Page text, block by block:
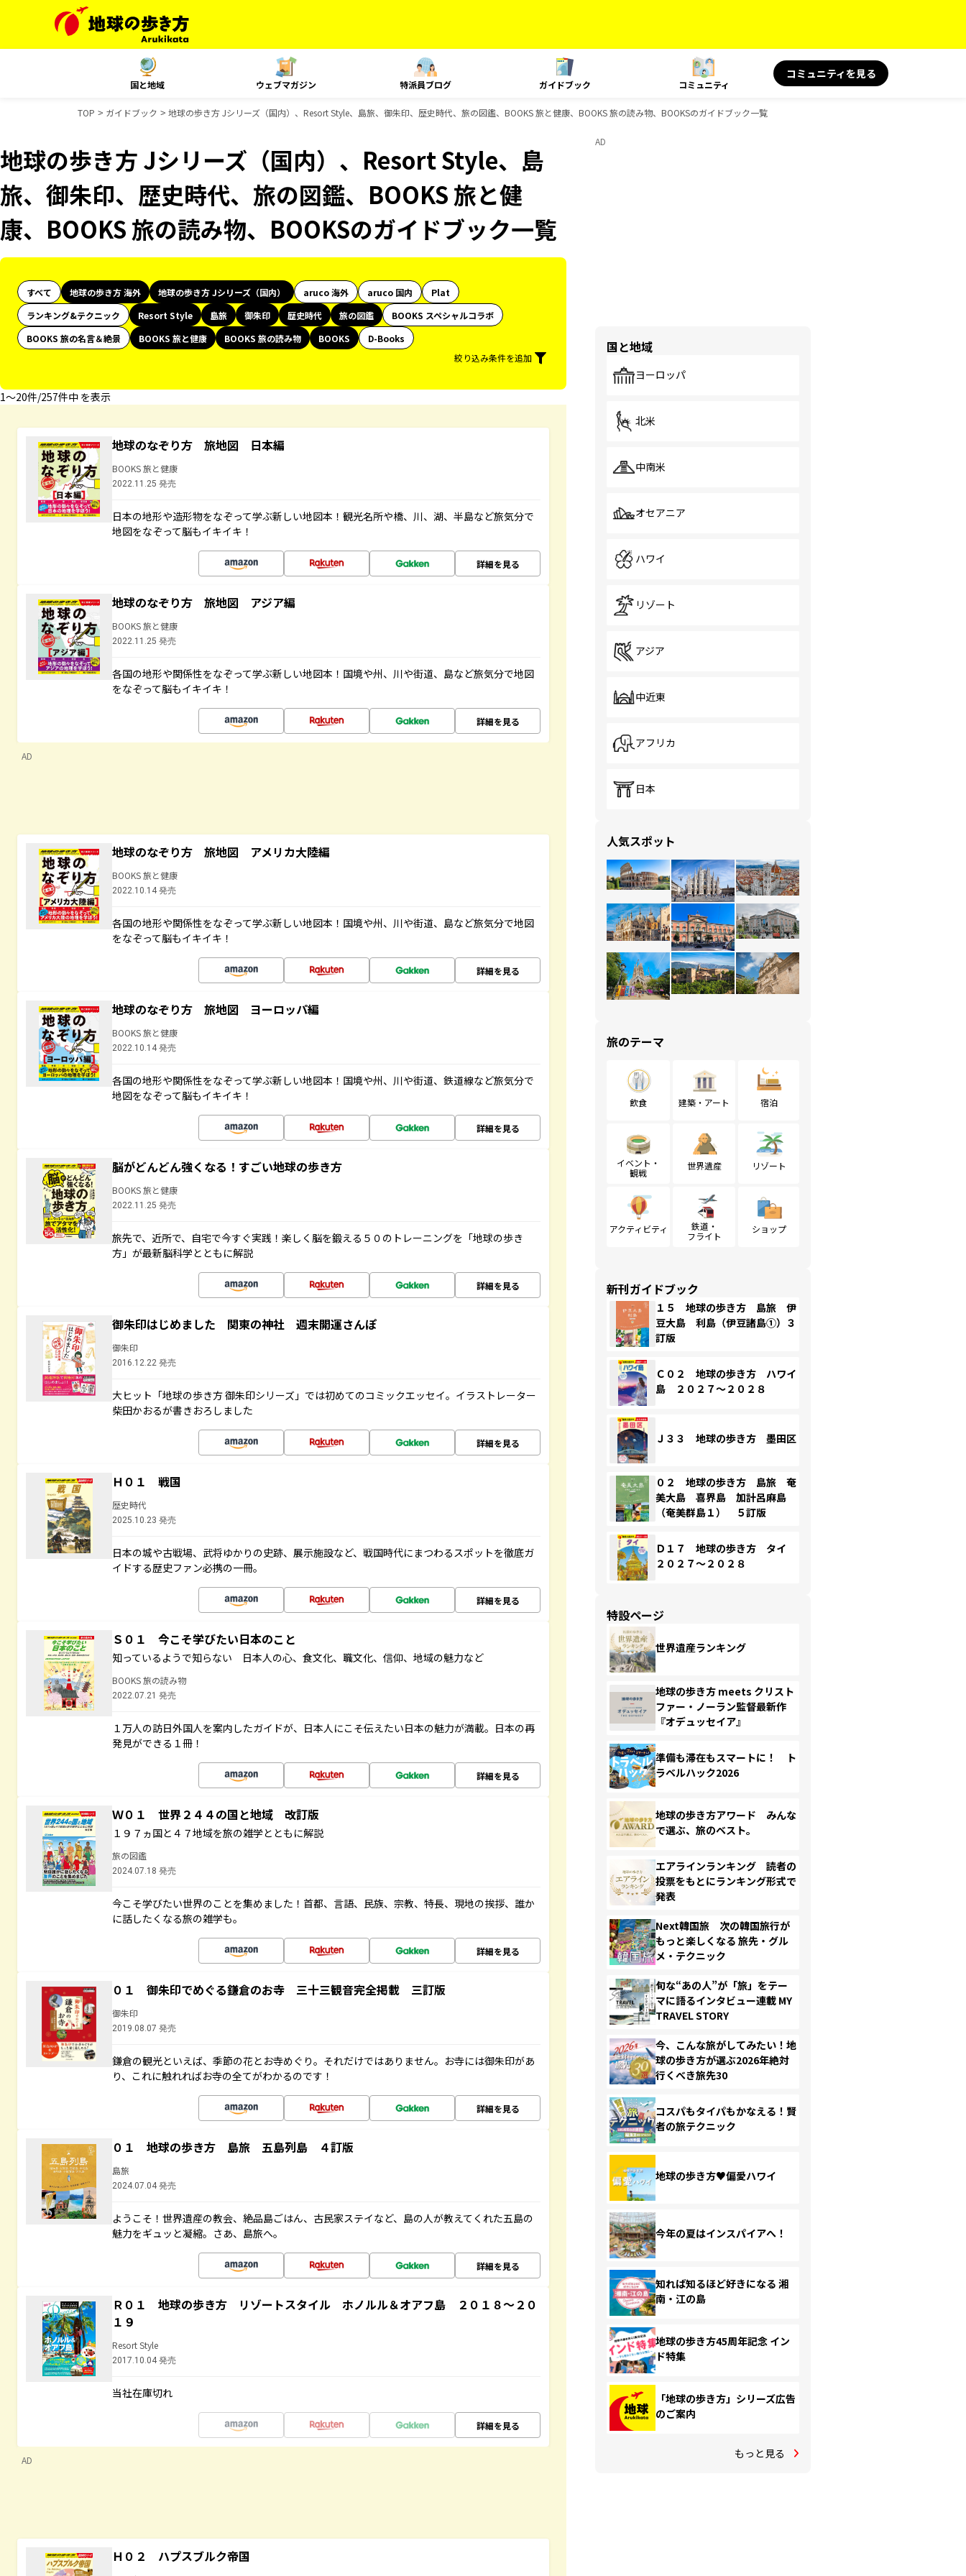
国と地域 ウェブマガジン 特派員ブログ ガイドブック コミュニティ
コミュニティを見る
TOP ガイドブック 地球の歩き方 Jシリーズ（国内）、Resort Style、島旅、御朱印、歴史時代、旅の図鑑、BOOKS 旅と健康、BOOKS 旅の読み物、BOOKSのガイドブック一覧
地球の歩き方 Jシリーズ（国内）、Resort Style、島
旅、御朱印、歴史時代、旅の図鑑、BOOKS 旅と健
康、BOOKS 旅の読み物、BOOKSのガイドブック一覧
すべて 地球の歩き方 海外 地球の歩き方 Jシリーズ（国内） aruco 海外 aruco 国内
Plat
ランキング&テクニック
Resort Style 島旅 御朱印 歴史時代 旅の図鑑
BOOKS スペシャルコラボ
BOOKS 旅の名言＆絶景
BOOKS 旅と健康 BOOKS 旅の読み物 BOOKS
D-Books
絞り込み条件を追加
1〜20件/257件中 を表示
地球のなぞり方 旅地図 日本編
BOOKS 旅と健康
2022.11.25 発売
日本の地形や造形物をなぞって学ぶ新しい地図本！観光名所や橋、川、湖、半島など旅気分で
地図をなぞって脳もイキイキ！
詳細を見る
地球のなぞり方 旅地図 アジア編
BOOKS 旅と健康
2022.11.25 発売
各国の地形や関係性をなぞって学ぶ新しい地図本！国境や州、川や街道、島など旅気分で地図
をなぞって脳もイキイキ！
詳細を見る
AD
地球のなぞり方 旅地図 アメリカ大陸編
BOOKS 旅と健康
2022.10.14 発売
各国の地形や関係性をなぞって学ぶ新しい地図本！国境や州、川や街道、島など旅気分で地図
をなぞって脳もイキイキ！
詳細を見る
地球のなぞり方 旅地図 ヨーロッパ編
BOOKS 旅と健康
2022.10.14 発売
各国の地形や関係性をなぞって学ぶ新しい地図本！国境や州、川や街道、鉄道線など旅気分で
地図をなぞって脳もイキイキ！
詳細を見る
脳がどんどん強くなる！すごい地球の歩き方
BOOKS 旅と健康
2022.11.25 発売
旅先で、近所で、自宅で今すぐ実践！楽しく脳を鍛える５０のトレーニングを「地球の歩き
方」が最新脳科学とともに解説
詳細を見る
御朱印はじめました 関東の神社 週末開運さんぽ
御朱印
2016.12.22 発売
大ヒット「地球の歩き方 御朱印シリーズ」では初めてのコミックエッセイ。イラストレーター
柴田かおるが書きおろしました
詳細を見る
Ｈ０１ 戦国
歴史時代
2025.10.23 発売
日本の城や古戦場、武将ゆかりの史跡、展示施設など、戦国時代にまつわるスポットを徹底ガ
イドする歴史ファン必携の一冊。
詳細を見る
Ｓ０１ 今こそ学びたい日本のこと
知っているようで知らない 日本人の心、食文化、職文化、信仰、地域の魅力など
BOOKS 旅の読み物
2022.07.21 発売
１万人の訪日外国人を案内したガイドが、日本人にこそ伝えたい日本の魅力が満載。日本の再
発見ができる１冊！
詳細を見る
Ｗ０１ 世界２４４の国と地域 改訂版
１９７ヵ国と４７地域を旅の雑学とともに解説
旅の図鑑
2024.07.18 発売
今こそ学びたい世界のことを集めました！首都、言語、民族、宗教、特長、現地の挨拶、誰か
に話したくなる旅の雑学も。
詳細を見る
０１ 御朱印でめぐる鎌倉のお寺 三十三観音完全掲載 三訂版
御朱印
2019.08.07 発売
鎌倉の観光といえば、季節の花とお寺めぐり。それだけではありません。お寺には御朱印があ
り、これに触れればお寺の全てがわかるのです！
詳細を見る
０１ 地球の歩き方 島旅 五島列島 ４訂版
島旅
2024.07.04 発売
ようこそ！世界遺産の教会、絶品島ごはん、古民家ステイなど、島の人が教えてくれた五島の
魅力をギュッと凝縮。さあ、島旅へ。
詳細を見る
Ｒ０１ 地球の歩き方 リゾートスタイル ホノルル＆オアフ島 ２０１８～２０
１９
Resort Style
2017.10.04 発売
当社在庫切れ
詳細を見る
AD
Ｈ０２ ハプスブルク帝国
AD
国と地域
ヨーロッパ
北米
中南米
オセアニア
ハワイ
リゾート
アジア
中近東
アフリカ
日本
人気スポット
旅のテーマ
飲食 建築・アート 宿泊
イベント・
観戦
世界遺産 リゾート
アクティビティ
鉄道・
フライト
ショップ
新刊ガイドブック
１５ 地球の歩き方 島旅 伊
豆大島 利島（伊豆諸島①）３
訂版
Ｃ０２ 地球の歩き方 ハワイ
島 ２０２７～２０２８
Ｊ３３ 地球の歩き方 墨田区
０２ 地球の歩き方 島旅 奄
美大島 喜界島 加計呂麻島
（奄美群島１） ５訂版
Ｄ１７ 地球の歩き方 タイ
２０２７～２０２８
特設ページ
世界遺産ランキング
地球の歩き方 meets クリスト
ファー・ノーラン監督最新作
『オデュッセイア』
準備も滞在もスマートに！ ト
ラベルハック2026
地球の歩き方アワード みんな
で選ぶ、旅のベスト。
エアラインランキング 読者の
投票をもとにランキング形式で
発表
Next韓国旅 次の韓国旅行が
もっと楽しくなる 旅先・グル
メ・テクニック
旬な“あの人”が「旅」をテー
マに語るインタビュー連載 MY
TRAVEL STORY
今、こんな旅がしてみたい！地
球の歩き方が選ぶ2026年絶対
行くべき旅先30
コスパもタイパもかなえる！賢
者の旅テクニック
地球の歩き方♥偏愛ハワイ
今年の夏はインスパイアへ！
知れば知るほど好きになる 湘
南・江の島
地球の歩き方45周年記念 イン
ド特集
「地球の歩き方」シリーズ広告
のご案内
もっと見る